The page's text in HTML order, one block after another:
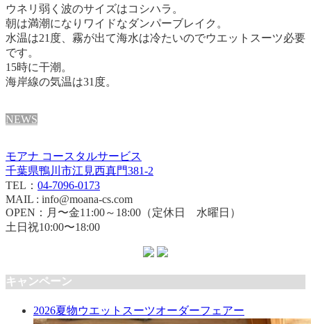
ウネリ弱く波のサイズはコシハラ。
朝は満潮になりワイドなダンパーブレイク。
水温は21度、霧が出て海水は冷たいのでウエットスーツ必要
です。
15時に干潮。
海岸線の気温は31度。
NEWS
モアナ コースタルサービス
千葉県鴨川市江見西真門381-2
TEL： 04-7096-0173
MAIL : info@moana-cs.com
OPEN：月〜金11:00～18:00（定休日 水曜日）
土日祝10:00〜18:00
キャンペーン
2026夏物ウエットスーツオーダーフェアー